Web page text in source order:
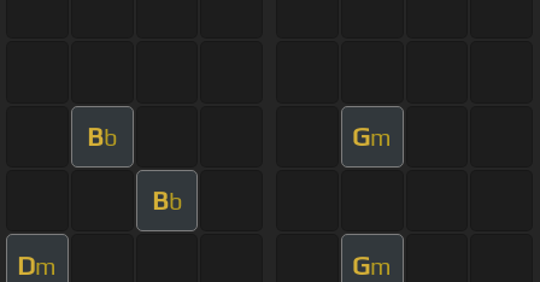
Bb Gm
Bb
Dm Gm